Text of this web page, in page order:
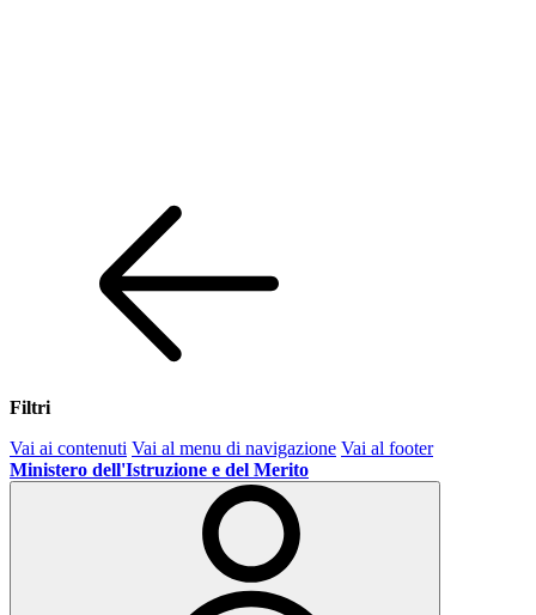
Filtri
Vai ai contenuti Vai al menu di navigazione Vai al footer
Ministero dell'Istruzione e del Merito